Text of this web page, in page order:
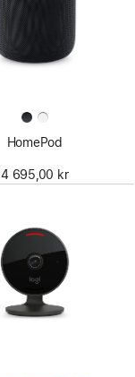
HomePod
4 695,00 kr